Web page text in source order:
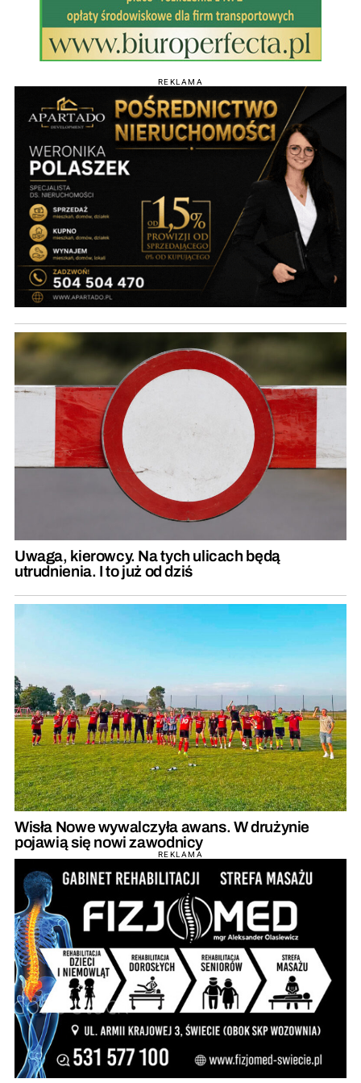
REKLAMA
Uwaga, kierowcy. Na tych ulicach będą
utrudnienia. I to już od dziś
Wisła Nowe wywalczyła awans. W drużynie
pojawią się nowi zawodnicy
REKLAMA